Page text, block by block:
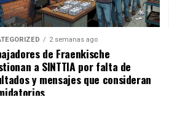
2 semanas ago
de Fraenkische
a SINTTIA por falta de
y mensajes que consideran